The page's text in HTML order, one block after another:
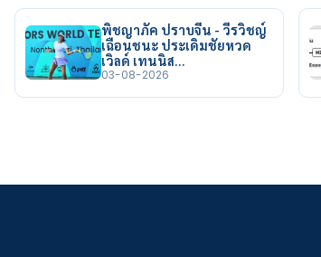
พิชญาภัค ปราบจีน - วีรวิชญ์
เฉือนชนะ ประเดิมชัยหวด
เวิลด์ เทนนิส…
03-08-2026